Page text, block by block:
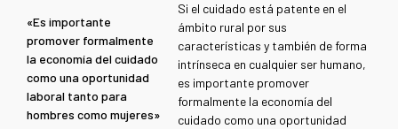
«Es importante
promover formalmente
la economía del cuidado
como una oportunidad
laboral tanto para
hombres como mujeres»
Si el cuidado está patente en el
ámbito rural por sus
características y también de forma
intrínseca en cualquier ser humano,
es importante promover
formalmente la economía del
cuidado como una oportunidad